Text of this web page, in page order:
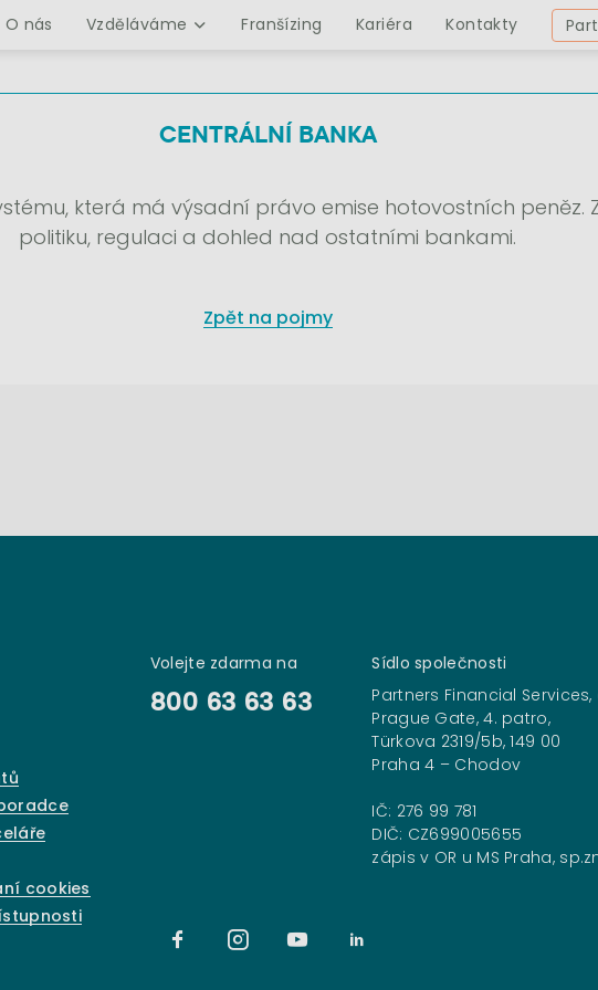
O nás Vzděláváme Franšízing Kariéra Kontakty
CENTRÁLNÍ BANKA
která má výsadní právo emise hotovostních
politiku, regulaci a dohled nad ostatními bankami.
Zpět na pojmy
cookies
Volejte zdarma na
800 63 63 63
Sídlo společnosti
Partners Financial Services,
Prague Gate, 4. patro,
Türkova 2319/5b, 149 00
Praha 4 – Chodov
IČ: 276 99 781
DIČ: CZ699005655
zápis v OR u MS Praha,